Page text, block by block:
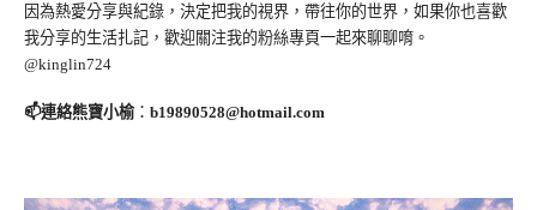
因為熱愛分享與紀錄，決定把我的視界，帶往你的世界，如果你也喜歡
我分享的生活扎記，歡迎關注我的粉絲專頁一起來聊聊唷。
@kinglin724
📫連絡熊寶小榆： b19890528@hotmail.com